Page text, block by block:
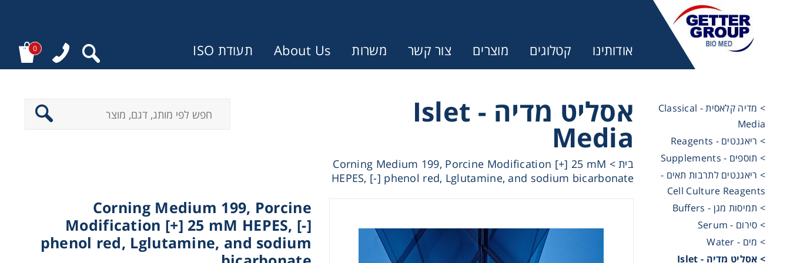
אודותינו קטלוגים מוצרים צור קשר משרות About Us תעודת ISO 0
> מדיה קלאסית - Classical
Media
> ריאגנטים - Reagents
> תוספים - Supplements
> ריאגנטים לתרבות תאים -
Cell Culture Reagents
> תמיסות מגן - Buffers
> סירום - Serum
> מים - Water
> אסליט מדיה - Islet
אסליט מדיה - Islet
Media
בית>
Corning Medium 199, Porcine Modification [+] 25 mM
HEPES, [-] phenol red, Lglutamine, and sodium bicarbonate
Corning Medium 199, Porcine
Modification [+] 25 mM HEPES, [-]
phenol red, Lglutamine, and sodium
Contact form not found.
Centrifuges
Concentration